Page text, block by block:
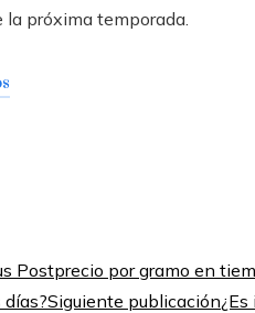
la próxima temporada.
Postprecio por gramo en
Siguiente publicación